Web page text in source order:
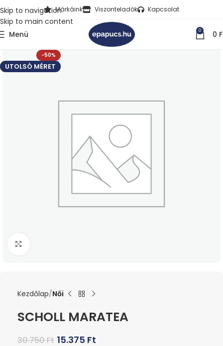
Skip to navigation
Skip to main content
Márkáink Viszonteladók Kapcsolat
Menü 0 0
-50%
UTOLSÓ MÉRET
Kezdőlap Női
SCHOLL MARATEA
30.750Ft 15.375 Ft